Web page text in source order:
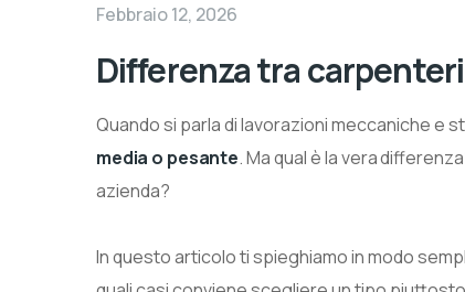
Febbraio 12, 2026
Differenza tra
Quando si parla di lavorazioni meccaniche e
media o pesante. Ma qual è la vera
azienda?
In questo articolo ti spieghiamo in modo